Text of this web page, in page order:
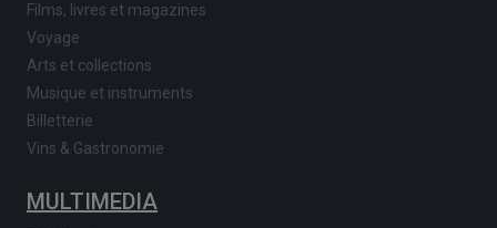
Films, livres et magazines
Voyage
Arts et collections
Musique et instruments
Billetterie
Vins & Gastronomie
MULTIMEDIA